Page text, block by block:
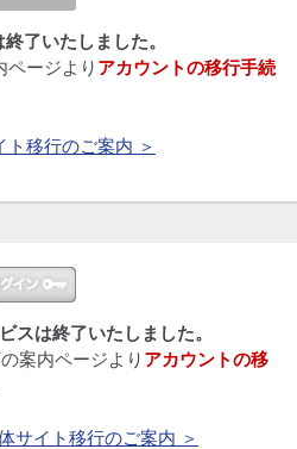
了いたしました。
ページより アカウントの移行手続
移行のご案内 ＞
スは終了いたしました。
案内ページより アカウントの移
サイト移行のご案内 ＞